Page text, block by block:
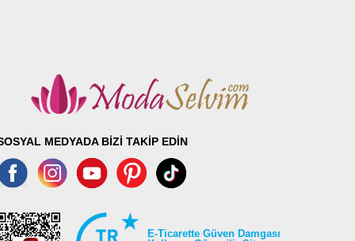
MEDYADA BİZİ TAKİP EDİN
E-Ticarette Güven Damgası